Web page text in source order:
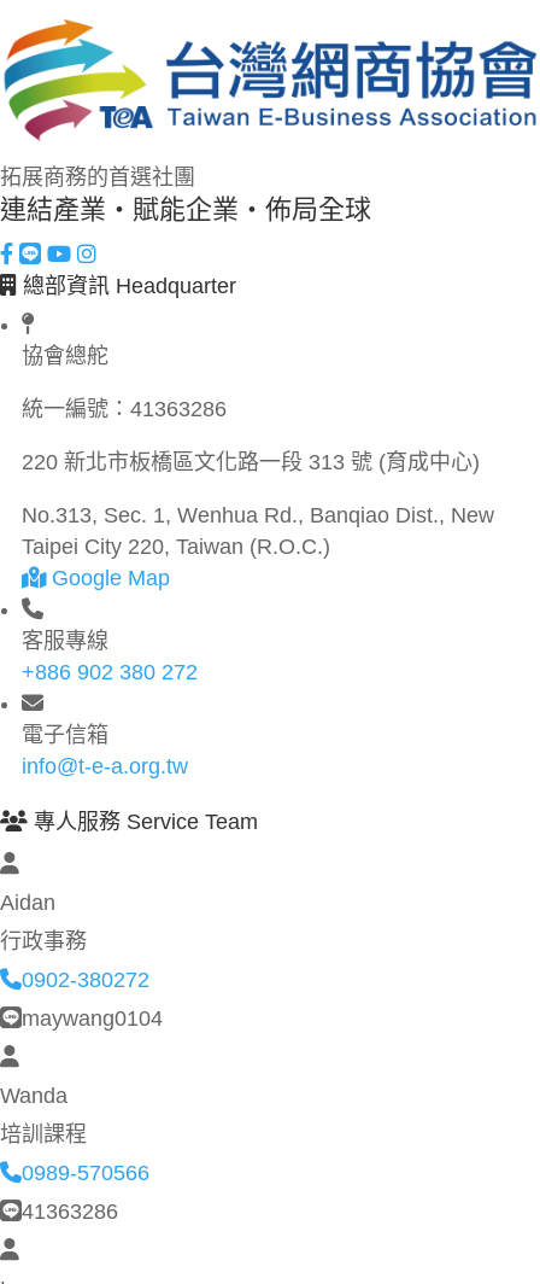
拓展商務的首選社團
連結產業・賦能企業・佈局全球
總部資訊 Headquarter
協會總舵
統一編號： 41363286
220 新北市板橋區文化路一段 313 號 (育成中心)
No.313, Sec. 1, Wenhua Rd., Banqiao Dist., New
Taipei City 220, Taiwan (R.O.C.)
Google Map
客服專線
+886 902 380 272
電子信箱
info@t-e-a.org.tw
專人服務 Service Team
Aidan
行政事務
0902-380272
maywang0104
Wanda
培訓課程
0989-570566
41363286